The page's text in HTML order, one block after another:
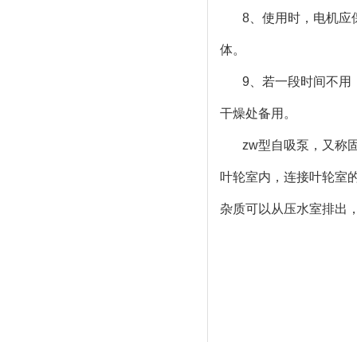
8、使用时，电机应
体。
9、若一段时间不用
干燥处备用。
zw型自吸泵，又称
叶轮室内，连接叶轮室
杂质可以从压水室排出